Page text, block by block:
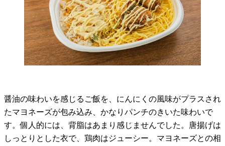
醤油の味わいを感じるご飯を、にんにくの風味がプラスされ
たマヨネーズが包み込み、かなりパンチのきいた味わいで
す。個人的には、背脂はあまり感じませんでした。唐揚げは
しっとりとした衣で、鶏肉はジューシー。マヨネーズとの相